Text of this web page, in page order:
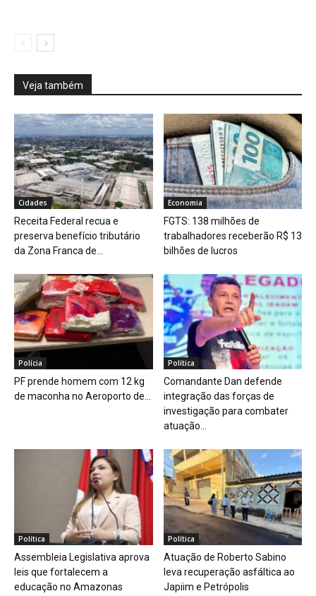
Veja também
Cidades
Receita Federal recua e
preserva benefício tributário
da Zona Franca de...
Economia
FGTS: 138 milhões de
trabalhadores receberão R$ 13
bilhões de lucros
Polícia
PF prende homem com 12 kg
de maconha no Aeroporto de...
Política
Comandante Dan defende
integração das forças de
investigação para combater
atuação...
Política
Assembleia Legislativa aprova
leis que fortalecem a
educação no Amazonas
Política
Atuação de Roberto Sabino
leva recuperação asfáltica ao
Japiim e Petrópolis